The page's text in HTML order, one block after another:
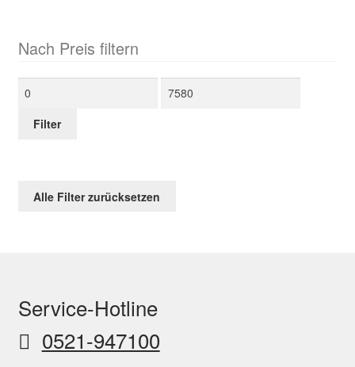
Nach Preis filtern
Preis
Preis
Filter
Alle Filter zurücksetzen
Service-Hotline
0521-947100